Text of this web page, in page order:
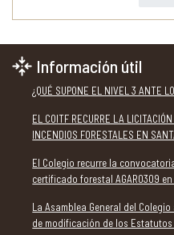
Información útil
¿QUÉ SUPONE EL NIVEL 3 ANTE
EL COITF RECURRE LA
INCENDIOS FORESTALES EN
El Colegio recurre la
certificado forestal AGAR0309 en
La Asamblea General del
de modificación de los